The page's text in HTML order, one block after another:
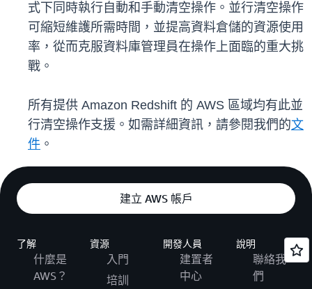
式下同時執行自動和手動清空操作。並行清空操作
可縮短維護所需時間，並提高資料倉儲的資源使用
率，從而克服資料庫管理員在操作上面臨的重大挑
戰。
所有提供 Amazon Redshift 的 AWS 區域均有此並
行清空操作支援。如需詳細資訊，請參閱我們的文
件 。
建立 AWS 帳戶
了解
什麼是
AWS？
資源
入門
培訓
開發人員
建置者
中心
說明
聯絡我
們